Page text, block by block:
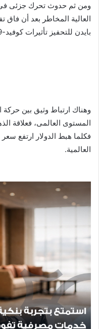
ومن ثم حدوث تحرك جزئى
العالية المخاطر بعد أن
بايدن للتحفيز تأثيرات كوفيد-19.
وهناك ارتباط وثيق بين
المستوى العالمى، فعلاقة
فكلما هبط الدولار ارتفع
العالمية.